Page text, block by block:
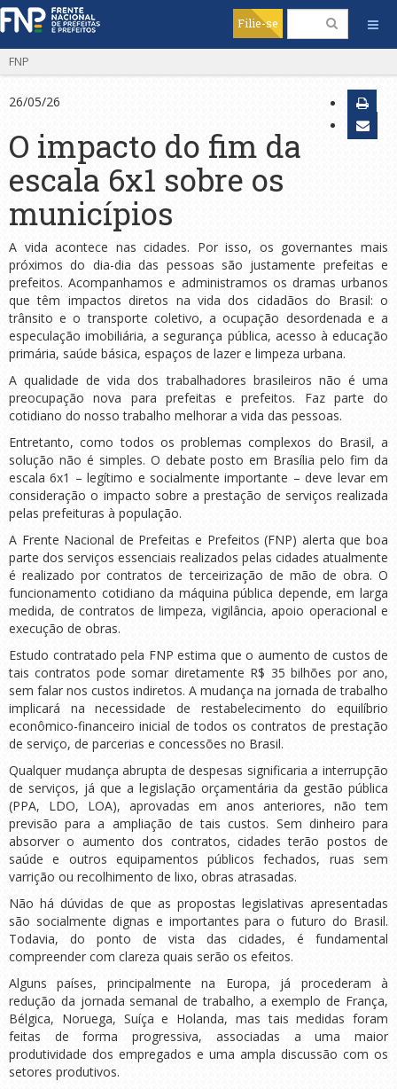
Filie-se
FNP
26/05/26
O impacto do fim da
escala 6x1 sobre os
municípios
A vida acontece nas cidades. Por isso, os governantes mais
próximos do dia-dia das pessoas são justamente prefeitas e
prefeitos. Acompanhamos e administramos os dramas urbanos
que têm impactos diretos na vida dos cidadãos do Brasil: o
trânsito e o transporte coletivo, a ocupação desordenada e a
especulação imobiliária, a segurança pública, acesso à educação
primária, saúde básica, espaços de lazer e limpeza urbana.
A qualidade de vida dos trabalhadores brasileiros não é uma
preocupação nova para prefeitas e prefeitos. Faz parte do
cotidiano do nosso trabalho melhorar a vida das pessoas.
Entretanto, como todos os problemas complexos do Brasil, a
solução não é simples. O debate posto em Brasília pelo fim da
escala 6x1 – legítimo e socialmente importante – deve levar em
consideração o impacto sobre a prestação de serviços realizada
pelas prefeituras à população.
A Frente Nacional de Prefeitas e Prefeitos (FNP) alerta que boa
parte dos serviços essenciais realizados pelas cidades atualmente
é realizado por contratos de terceirização de mão de obra. O
funcionamento cotidiano da máquina pública depende, em larga
medida, de contratos de limpeza, vigilância, apoio operacional e
execução de obras.
Estudo contratado pela FNP estima que o aumento de custos de
tais contratos pode somar diretamente R$ 35 bilhões por ano,
sem falar nos custos indiretos. A mudança na jornada de trabalho
implicará na necessidade de restabelecimento do equilíbrio
econômico-financeiro inicial de todos os contratos de prestação
de serviço, de parcerias e concessões no Brasil.
Qualquer mudança abrupta de despesas significaria a interrupção
de serviços, já que a legislação orçamentária da gestão pública
(PPA, LDO, LOA), aprovadas em anos anteriores, não tem
previsão para a ampliação de tais custos. Sem dinheiro para
absorver o aumento dos contratos, cidades terão postos de
saúde e outros equipamentos públicos fechados, ruas sem
varrição ou recolhimento de lixo, obras atrasadas.
Não há dúvidas de que as propostas legislativas apresentadas
são socialmente dignas e importantes para o futuro do Brasil.
Todavia, do ponto de vista das cidades, é fundamental
compreender com clareza quais serão os efeitos.
Alguns países, principalmente na Europa, já procederam à
redução da jornada semanal de trabalho, a exemplo de França,
Bélgica, Noruega, Suíça e Holanda, mas tais medidas foram
feitas de forma progressiva, associadas a uma maior
produtividade dos empregados e uma ampla discussão com os
setores produtivos.